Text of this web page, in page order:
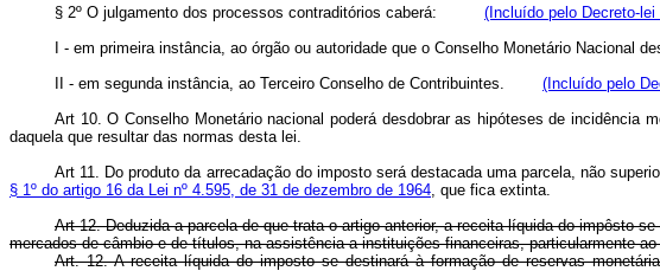
§ 2º O julgamento dos processos contraditórios caberá: (Incluído pelo Decreto-lei
I - em primeira instância, ao órgão ou autoridade que o Conselho Monetário
II - em segunda instância, ao Terceiro Conselho de Contribuintes. (Incluído pelo
Art 10. O Conselho Monetário nacional poderá desdobrar as hipóteses de
daquela que resultar das normas desta lei.
Art 11. Do produto da arrecadação do imposto será destacada uma parcela, não
§ 1º do artigo 16 da Lei nº 4.595, de 31 de dezembro de 1964, que fica extinta.
Art 12. Deduzida a parcela de que trata o artigo anterior, a receita líquida do impôsto
mercados de câmbio e de títulos, na assistência a instituições financeiras, particularmente
Art. 12. A receita líquida do imposto se destinará à formação de reservas